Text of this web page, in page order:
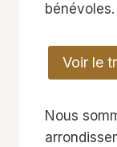
bénévoles.
Voir le
Nous